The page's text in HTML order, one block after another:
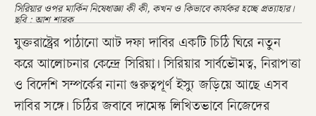
সিরিয়ার ওপর মার্কিন নিষেধাজ্ঞা কী কী, কখন ও কিভাবে কার্যকর হচ্ছে প্রত্যাহার।
ছবি : আশ শারক
যুক্তরাষ্ট্রের পাঠানো আট দফা দাবির একটি চিঠি ঘিরে নতুন
করে আলোচনার কেন্দ্রে সিরিয়া। সিরিয়ার সার্বভৌমত্ব, নিরাপত্তা
ও বিদেশি সম্পর্কের নানা গুরুত্বপূর্ণ ইস্যু জড়িয়ে আছে এসব
দাবির সঙ্গে। চিঠির জবাবে দামেস্ক লিখিতভাবে নিজেদের